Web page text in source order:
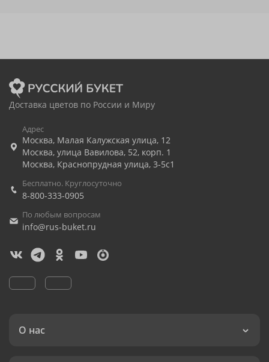
Доставка цветов по России и Миру
Адрес
Москва, Малая Калужская улица, 12
Москва, улица Вавилова, 52, корп. 1
Москва, Краснопрудная улица, 3-5с1
Бесплатно. Круглосуточно
8-800-333-0905
По любым вопросам
info@rus-buket.ru
О нас